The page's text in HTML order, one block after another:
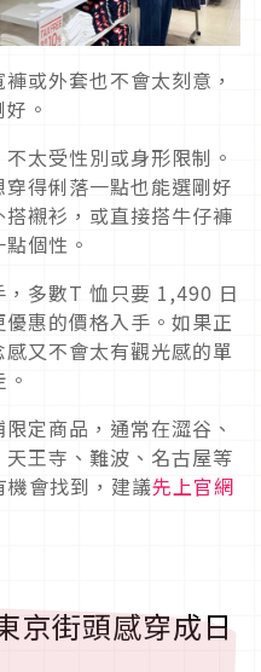
或外套也不會太刻意，
。
太受性別或身形限制。
得俐落一點也能選剛好
襯衫，或直接搭牛仔褲
個性。
多數T 恤只要 1,490 日
惠的價格入手。如果正
又不會太有觀光感的單
定商品，通常在澀谷、
王寺、難波、名古屋等
會找到，建議先上官網
京街頭感穿成日